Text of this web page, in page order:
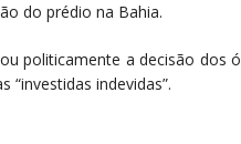
do prédio na Bahia.
politicamente a decisão dos
indevidas”.